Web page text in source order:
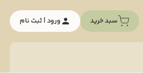
سبد خرید ورود | ثبت نام